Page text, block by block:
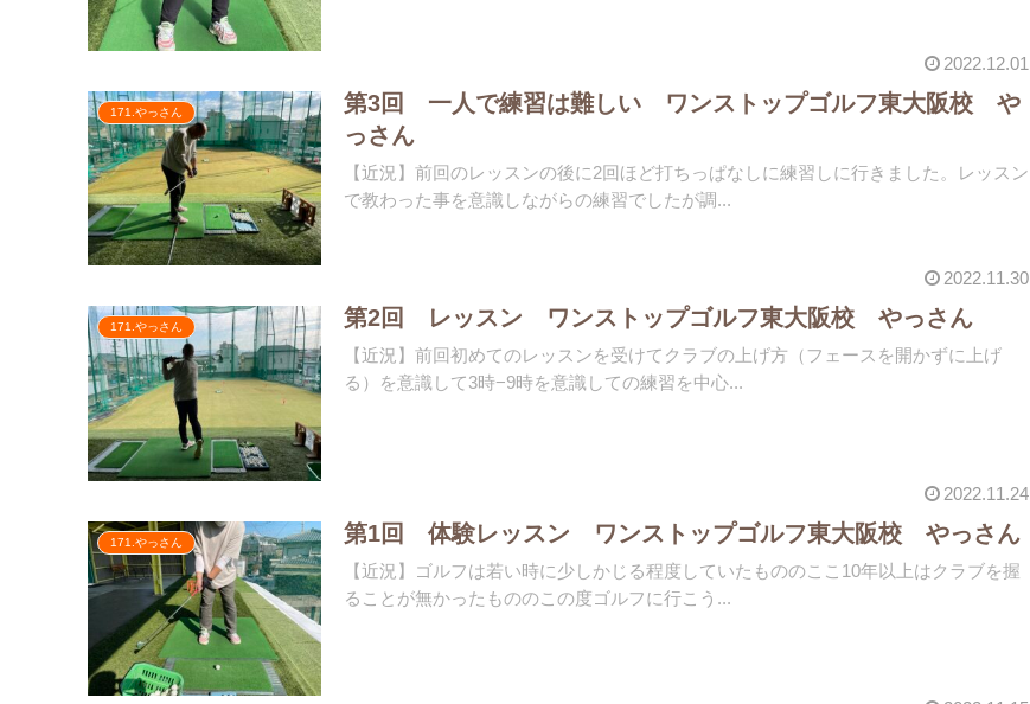
2022.12.01
171.やっさん
第3回 一人で練習は難しい ワンストップゴルフ東大阪校 や
っさん
【近況】前回のレッスンの後に2回ほど打ちっぱなしに練習しに行きました。レッスン
で教わった事を意識しながらの練習でしたが調...
2022.11.30
171.やっさん 第2回 レッスン ワンストップゴルフ東大阪校 やっさん
【近況】前回初めてのレッスンを受けてクラブの上げ方（フェースを開かずに上げ
る）を意識して3時−9時を意識しての練習を中心...
2022.11.24
171.やっさん 第1回 体験レッスン ワンストップゴルフ東大阪校 やっさん
【近況】ゴルフは若い時に少しかじる程度していたもののここ10年以上はクラブを握
ることが無かったもののこの度ゴルフに行こう...